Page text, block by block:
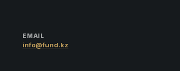
EMAIL
info@fund.kz